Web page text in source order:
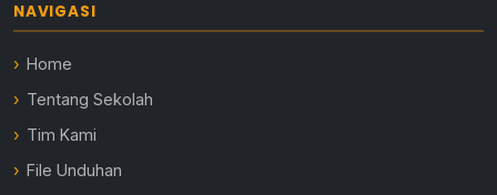
NAVIGASI
Home
Tentang Sekolah
Tim Kami
File Unduhan